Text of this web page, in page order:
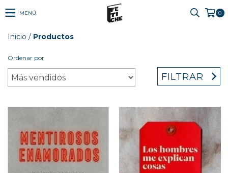
MENÚ 0
Inicio / Productos
Ordenar por
FILTRAR